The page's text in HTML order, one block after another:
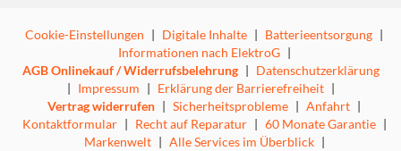
Cookie-Einstellungen | Digitale Inhalte | Batterieentsorgung |
Informationen nach ElektroG |
AGB Onlinekauf / Widerrufsbelehrung | Datenschutzerklärung
| Impressum | Erklärung der Barrierefreiheit |
Vertrag widerrufen | Sicherheitsprobleme | Anfahrt |
Kontaktformular | Recht auf Reparatur | 60 Monate Garantie |
Markenwelt | Alle Services im Überblick |